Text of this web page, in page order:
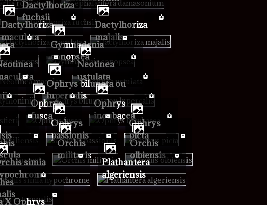
Dactylhoriza
fuchsii
Dactylhoriza
maculata
Dactylhoriza
majalis
Gymnadenia
conopsea
Neotinea
ustulata
Ophrys bilunata ou
lupercalis
Ophrys
fusca
Ophrys
incubacea
Ophrys
passionis
Ophrys
picta
Orchis
militaris
Orchis
olbiensis
Plathantera
algeriensis